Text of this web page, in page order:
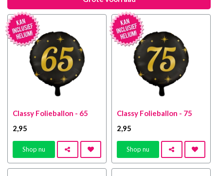
Classy Folieballon - 65
2 ,95
Shop nu
Classy Folieballon - 75
2 ,95
Shop nu